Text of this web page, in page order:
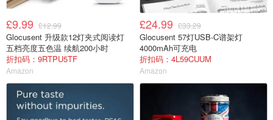
£9.99 £12.99
Glocusent 升级款12灯夹式阅读灯
五档亮度五色温 续航200小时
折扣码：9RTPU5TF
Amazon
£24.99 £33.29
Glocusent 57灯USB-C谱架灯
4000mAh可充电
折扣码：4L59CUUM
Amazon